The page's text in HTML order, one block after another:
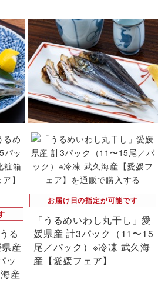
る
産
ッ
産
お届け日の指定が可能です
「うるめいわし丸干し」愛
媛県産 計3パック（11〜15
尾／パック）※冷凍 武久海
産【愛媛フェア】